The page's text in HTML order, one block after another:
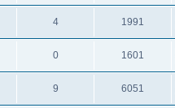
4 1991
0 1601
9 6051